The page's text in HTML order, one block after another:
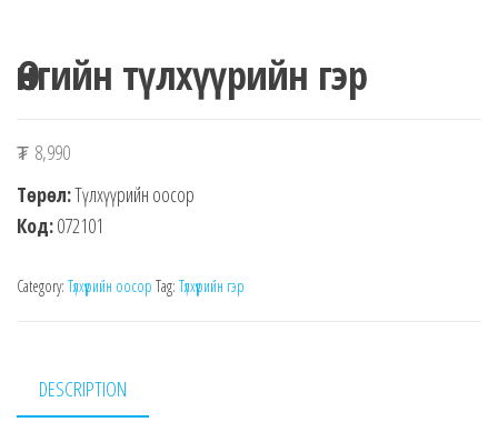
Өнгийн түлхүүрийн гэр
₮ 8,990
Төрөл:Түлхүүрийн оосор
Код:072101
Category: Түлхүүрийн оосор Tag: Түлхүүрийн гэр
DESCRIPTION